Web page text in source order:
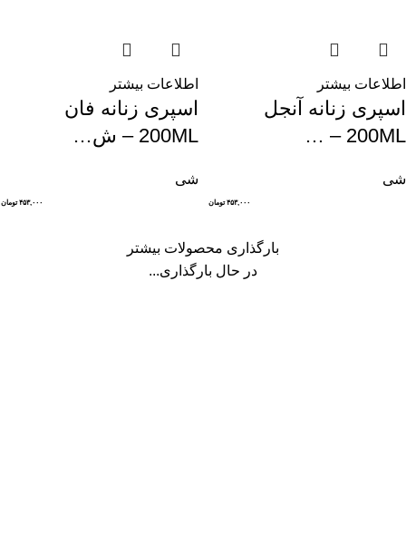
اطلاعات بیشتر
اسپری زنانه آنجل
200ML – …
شی
۴۵۳,۰۰۰ تومان
اطلاعات بیشتر
اسپری زنانه فان
200ML – ش…
شی
۴۵۳,۰۰۰ تومان
بارگذاری محصولات بیشتر
در حال بارگذاری...